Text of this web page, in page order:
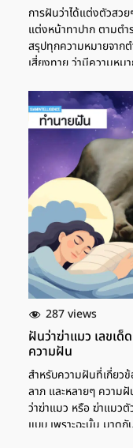
การฝันว่าได้แต่งตัวสว
แต่งหน้าทาปาก ตามตำ
สรุปทุกความหมายจากต
เสี่ยงทาย ว่ามีความหมา
หน้า ทาปาก หรือทาแก้
เคราะห์หรือพ้นเคราะห์
หากใครที่ทำงานประจำ
หรือหากได้ย้ายงานก็
เอง ส่วนถ้าใครที่ฝันว่
หมายถึงการมีโชคจาก
ผิวสองสี แต่ก็จะมีปัญห
ที่รักได้ด้วย บางคนก็อา
แต่หากใครมีปัญหาด้าน
เลขเด็ด ฝันว่าแต่งหน้
ตามตำราแล้ว ให้ระวังเ
ความเสี่ยงที่จะเกิดปัญห
อาจจะไม่ใช่หน้าที่ของคุ
เกิดความเครียดและคว
เจอกับความผิดพลาดห
อ่านเพิ่มเติม
287 views
ฝันว่าฆ่าแมว เลขเ
ความฝัน
สำหรับความฝันที่เกี่ยว
ลาภ และหลายๆ ความ
ว่าฆ่าแมว หรือ ฆ่าแมว
แบบ เพราะฉะนั้น มาดู